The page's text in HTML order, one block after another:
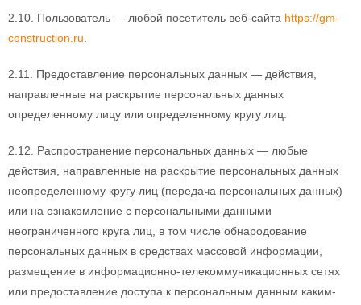
2.10. Пользователь — любой посетитель веб-сайта https://gm-
construction.ru
2.11. Предоставление персональных данных — действия,
направленные на раскрытие персональных данных
определенному лицу или определенному кругу лиц.
2.12. Распространение персональных данных — любые
действия, направленные на раскрытие персональных данных
неопределенному кругу лиц (передача персональных данных)
или на ознакомление с персональными данными
неограниченного круга лиц, в том числе обнародование
персональных данных в средствах массовой информации,
размещение в информационно-телекоммуникационных сетях
или предоставление доступа к персональным данным каким-